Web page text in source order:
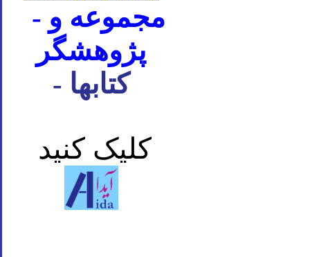
- مجموعه و
پژوهشگر
- کتابها
کلیک کنید